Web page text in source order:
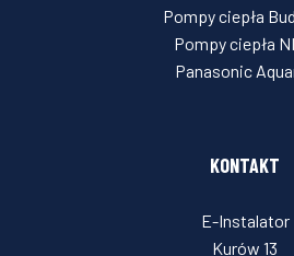
Pompy ciepła
Pompy ciepła
Panasonic
KONTAKT
E-Instalator
Kurów 13